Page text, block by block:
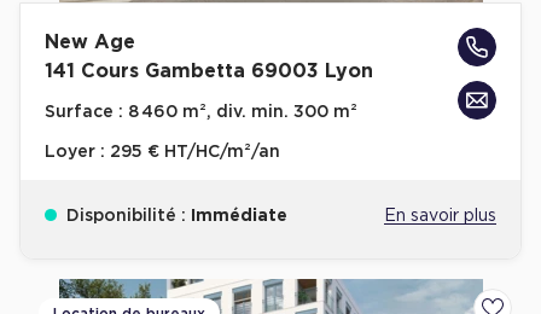
New Age
141 Cours Gambetta 69003 Lyon
Surface : 8 460 m², div. min. 300 m²
Loyer : 295 € HT/HC/m²/an
Disponibilité : Immédiate En savoir plus